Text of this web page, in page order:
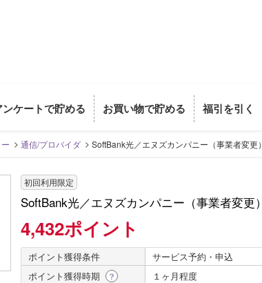
ンケートで貯める お買い物で貯める 福引を引く
通信/プロバイダ SoftBank光／エヌズカンパニー（事業者変更）
初回利用限定
SoftBank光／エヌズカンパニー（事業者変更）
4,432ポイント
ポイント獲得条件
サービス予約・申込
ポイント獲得時期
？
１ヶ月程度